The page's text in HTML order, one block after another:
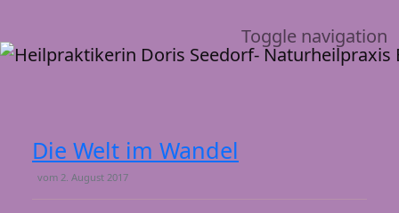
Toggle navigation
Die Welt im Wandel
vom 2. August 2017